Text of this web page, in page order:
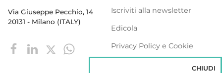
Via Giuseppe Pecchio, 14
20131 - Milano (ITALY)
Iscriviti alla newsletter
Edicola
Privacy Policy e Cookie
CHIUDI